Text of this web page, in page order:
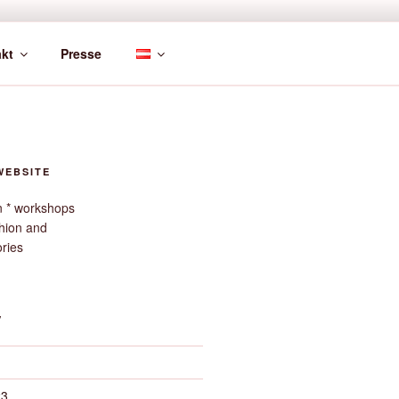
Presse
* workshops
and